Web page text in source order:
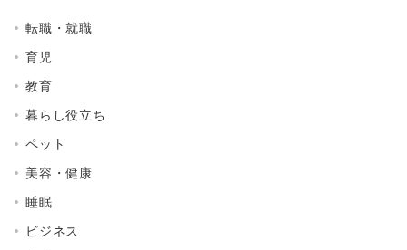
転職・就職
育児
教育
暮らし役立ち
ペット
美容・健康
睡眠
ビジネス